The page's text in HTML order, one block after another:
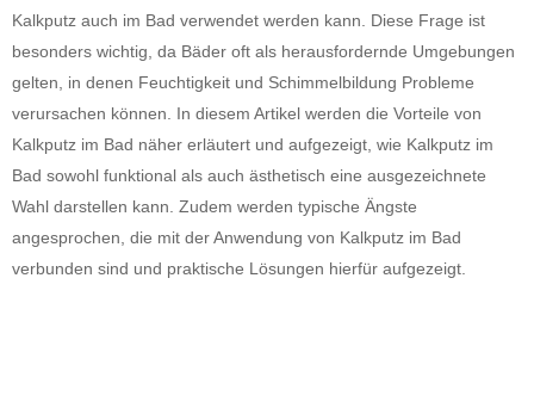
Kalkputz auch im Bad verwendet werden kann. Diese Frage ist
besonders wichtig, da Bäder oft als herausfordernde Umgebungen
gelten, in denen Feuchtigkeit und Schimmelbildung Probleme
verursachen können. In diesem Artikel werden die Vorteile von
Kalkputz im Bad näher erläutert und aufgezeigt, wie Kalkputz im
Bad sowohl funktional als auch ästhetisch eine ausgezeichnete
Wahl darstellen kann. Zudem werden typische Ängste
angesprochen, die mit der Anwendung von Kalkputz im Bad
verbunden sind und praktische Lösungen hierfür aufgezeigt.